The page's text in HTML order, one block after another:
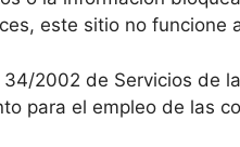
este sitio no funcione
2002 de Servicios de
para el empleo de las